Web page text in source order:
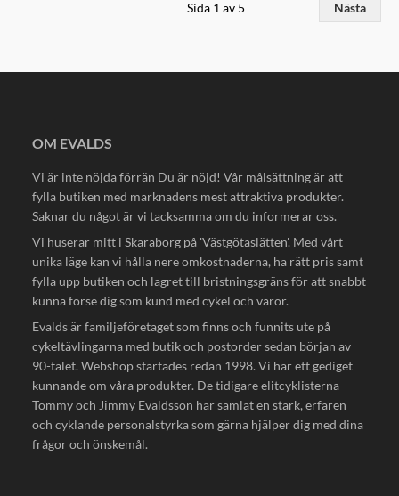
Sida 1 av 5 Nästa
OM EVALDS
Vi är inte nöjda förrän Du är nöjd! Vår målsättning är att
fylla butiken med marknadens mest attraktiva produkter.
Saknar du något är vi tacksamma om du informerar oss.
Vi huserar mitt i Skaraborg på 'Västgötaslätten'. Med vårt
unika läge kan vi hålla nere omkostnaderna, ha rätt pris samt
fylla upp butiken och lagret till bristningsgräns för att snabbt
kunna förse dig som kund med cykel och varor.
Evalds är familjeföretaget som finns och funnits ute på
cykeltävlingarna med butik och postorder sedan början av
90-talet. Webshop startades redan 1998. Vi har ett gediget
kunnande om våra produkter. De tidigare elitcyklisterna
Tommy och Jimmy Evaldsson har samlat en stark, erfaren
och cyklande personalstyrka som gärna hjälper dig med dina
frågor och önskemål.